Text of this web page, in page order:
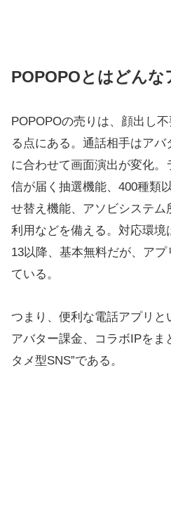
POPOPOとはどん
POPOPOの売りは、顔出し
る点にある。通話相手はア
に合わせて画面演出が変化
信が届く抽選機能、400種類
せ替え機能、アソビシステム
利用などを備える。対応環境
13以降、基本無料だが、ア
ている。
つまり、便利な電話アプリと
アバター課金、コラボIPをま
タメ型SNS”である。